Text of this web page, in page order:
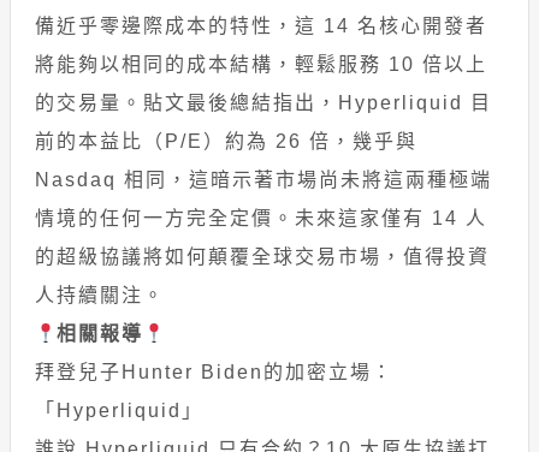
備近乎零邊際成本的特性，這 14 名核心開發者
將能夠以相同的成本結構，輕鬆服務 10 倍以上
的交易量。貼文最後總結指出，Hyperliquid 目
前的本益比（P/E）約為 26 倍，幾乎與
Nasdaq 相同，這暗示著市場尚未將這兩種極端
情境的任何一方完全定價。未來這家僅有 14 人
的超級協議將如何顛覆全球交易市場，值得投資
人持續關注。
相關報導
拜登兒子Hunter Biden的加密立場：
「Hyperliquid」